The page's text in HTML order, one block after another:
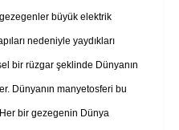
büyük elektrik
nedeniyle yaydıkları
bir rüzgar şeklinde Dünyanın
Dünyanın manyetosferi bu
Her bir gezegenin Dünya